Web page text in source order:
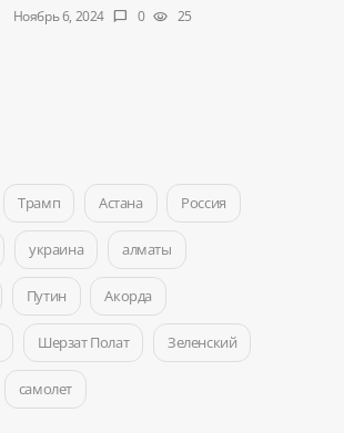
Ноябрь 6, 2024
chat_bubble 0 visibility 25
Трамп Астана Россия
украина алматы
Путин Акорда
Шерзат Полат Зеленский
самолет